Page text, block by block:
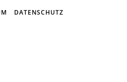
DATENSCHUTZ